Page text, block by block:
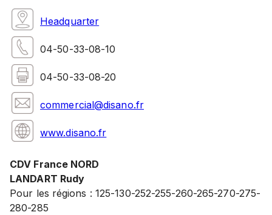
Headquarter
04-50-33-08-10
04-50-33-08-20
commercial@disano.fr
www.disano.fr
CDV France NORD
LANDART Rudy
Pour les régions : 125-130-252-255-260-265-270-275-
280-285